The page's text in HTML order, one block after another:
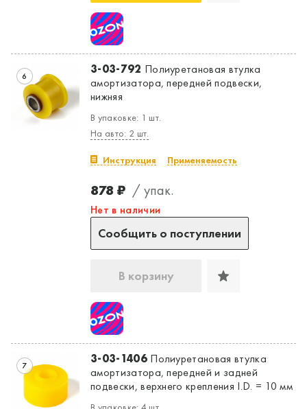
6 3-03-792 Полиуретановая втулка
амортизатора, передней подвески,
нижняя
В упаковке: 1 шт.
На авто: 2 шт.
Инструкция Применяемость
878 ₽ / упак.
Нет в наличии
Сообщить о поступлении
В корзину
7 3-03-1406Полиуретановая втулка
амортизатора, передней и задней
подвески, верхнего крепления I.D. = 10 мм